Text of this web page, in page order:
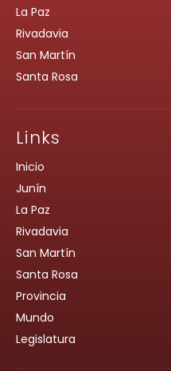
La Paz
Rivadavia
San Martín
Santa Rosa
Links
Inicio
Junín
La Paz
Rivadavia
San Martín
Santa Rosa
Provincia
Mundo
Legislatura